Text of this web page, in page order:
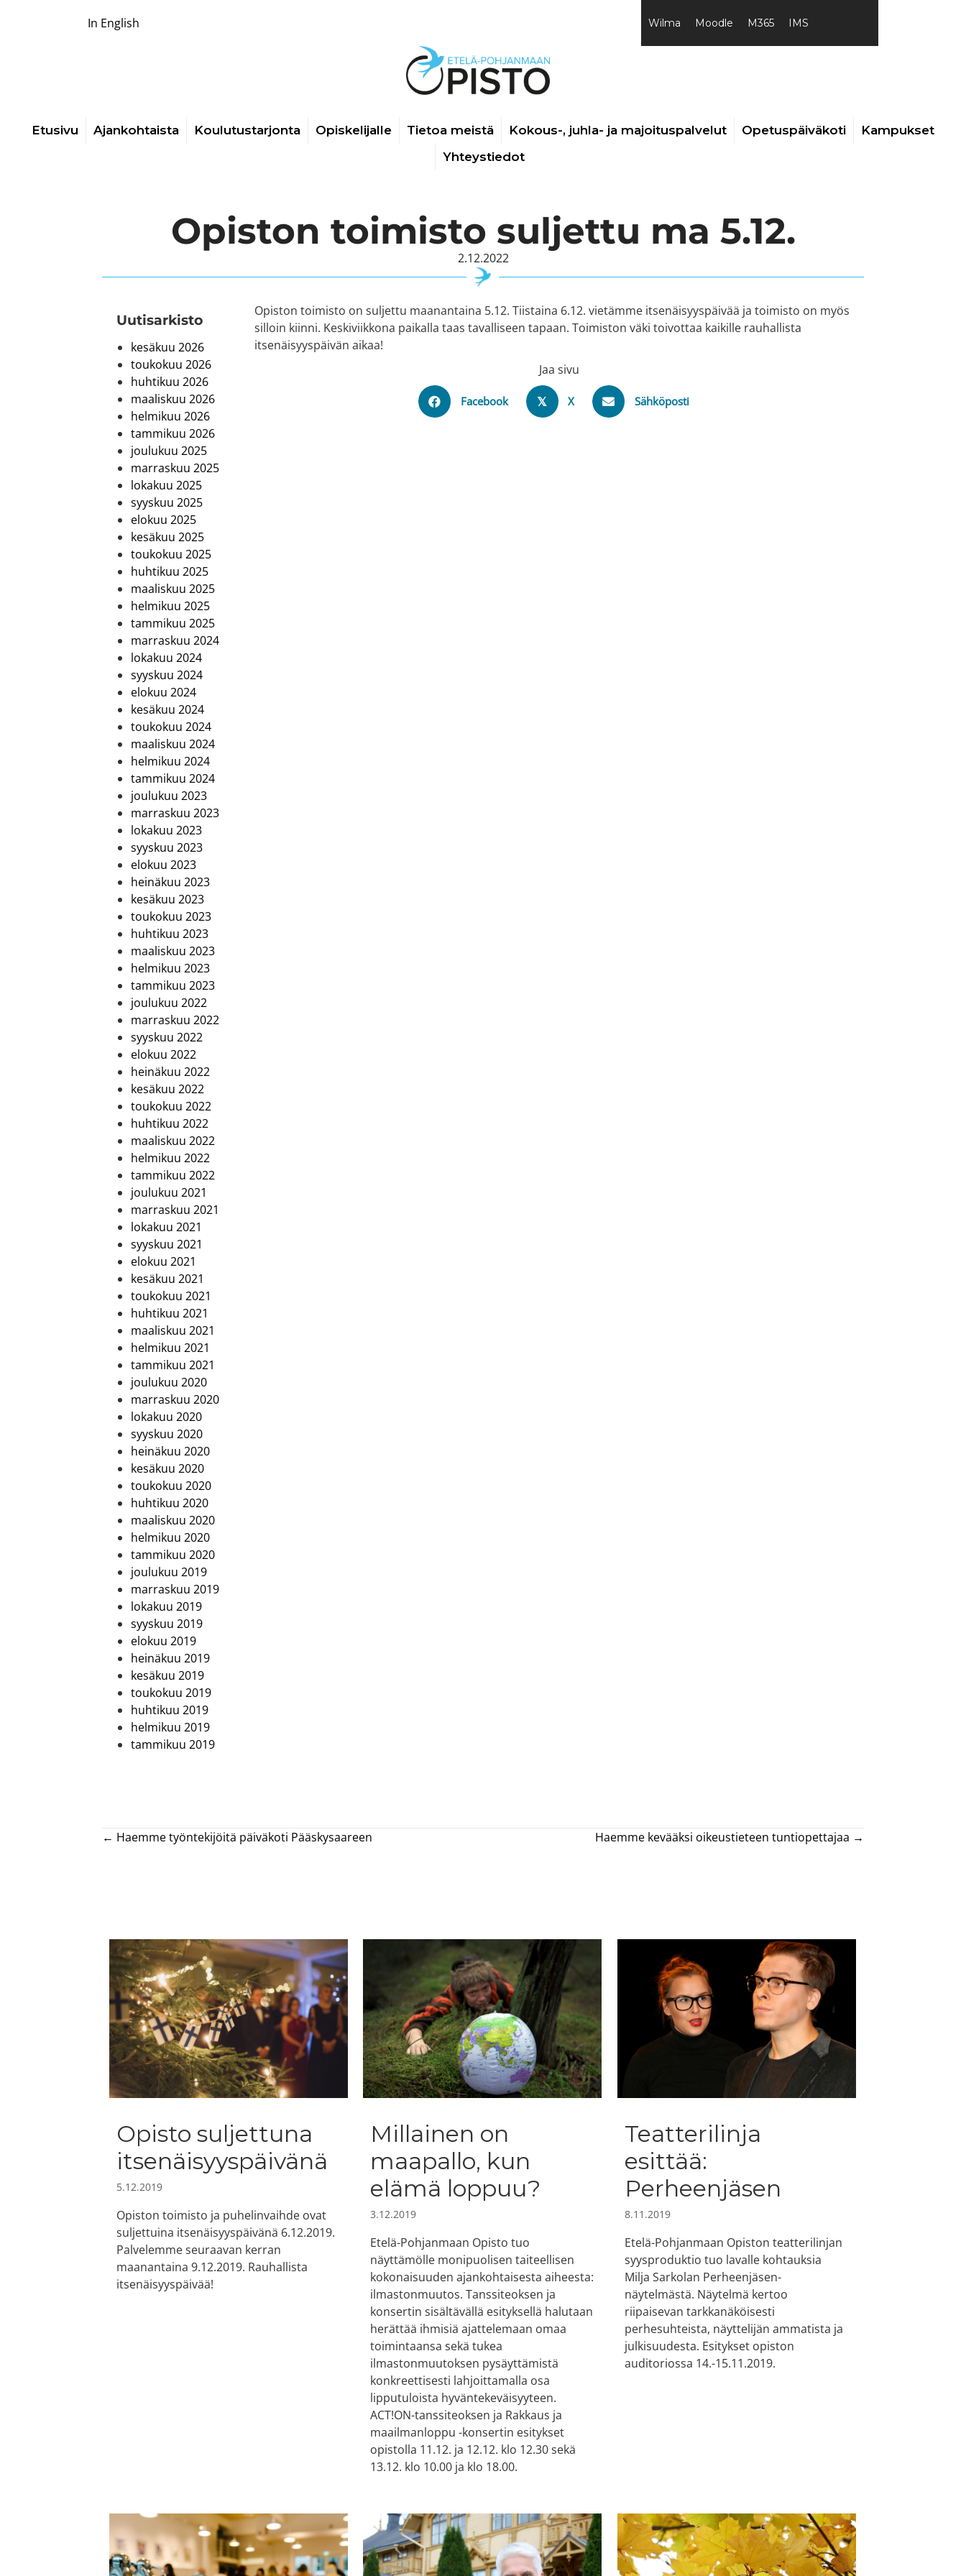
In English Wilma Moodle M365 IMS
Etusivu Ajankohtaista Koulutustarjonta Opiskelijalle Tietoa meistä Kokous-, juhla- ja majoituspalvelut Opetuspäiväkoti
Kampukset
Yhteystiedot
Opiston toimisto suljettu ma 5.12.
2.12.2022
Uutis­arkisto
kesäkuu 2026
toukokuu 2026
huhtikuu 2026
maaliskuu 2026
helmikuu 2026
tammikuu 2026
joulukuu 2025
marraskuu 2025
lokakuu 2025
syyskuu 2025
elokuu 2025
kesäkuu 2025
toukokuu 2025
huhtikuu 2025
maaliskuu 2025
helmikuu 2025
tammikuu 2025
marraskuu 2024
lokakuu 2024
syyskuu 2024
elokuu 2024
kesäkuu 2024
toukokuu 2024
maaliskuu 2024
helmikuu 2024
tammikuu 2024
joulukuu 2023
marraskuu 2023
lokakuu 2023
syyskuu 2023
elokuu 2023
heinäkuu 2023
kesäkuu 2023
toukokuu 2023
huhtikuu 2023
maaliskuu 2023
helmikuu 2023
tammikuu 2023
joulukuu 2022
marraskuu 2022
syyskuu 2022
elokuu 2022
heinäkuu 2022
kesäkuu 2022
toukokuu 2022
huhtikuu 2022
maaliskuu 2022
helmikuu 2022
tammikuu 2022
joulukuu 2021
marraskuu 2021
lokakuu 2021
syyskuu 2021
elokuu 2021
kesäkuu 2021
toukokuu 2021
huhtikuu 2021
maaliskuu 2021
helmikuu 2021
tammikuu 2021
joulukuu 2020
marraskuu 2020
lokakuu 2020
syyskuu 2020
heinäkuu 2020
kesäkuu 2020
toukokuu 2020
huhtikuu 2020
maaliskuu 2020
helmikuu 2020
tammikuu 2020
joulukuu 2019
marraskuu 2019
lokakuu 2019
syyskuu 2019
elokuu 2019
heinäkuu 2019
kesäkuu 2019
toukokuu 2019
huhtikuu 2019
helmikuu 2019
tammikuu 2019
Opiston toimisto on suljettu maanantaina 5.12. Tiistaina 6.12. vietämme itsenäisyyspäivää ja toimisto on myös
silloin kiinni. Keskiviikkona paikalla taas tavalliseen tapaan. Toimiston väki toivottaa kaikille rauhallista
itsenäisyyspäivän aikaa!
Jaa sivu
Facebook 𝕏 X Sähköposti
Posts
← Haemme työntekijöitä päiväkoti Pääskysaareen Haemme kevääksi oikeustieteen tuntiopettajaa →
Opisto suljettuna
itsenäisyyspäivänä
5.12.2019
Opiston toimisto ja puhelinvaihde ovat
suljettuina itsenäisyyspäivänä 6.12.2019.
Palvelemme seuraavan kerran
maanantaina 9.12.2019. Rauhallista
itsenäisyyspäivää!
Millainen on
maapallo, kun
elämä loppuu?
3.12.2019
Etelä-Pohjanmaan Opisto tuo
näyttämölle monipuolisen taiteellisen
kokonaisuuden ajankohtaisesta aiheesta:
ilmastonmuutos. Tanssiteoksen ja
konsertin sisältävällä esityksellä halutaan
herättää ihmisiä ajattelemaan omaa
toimintaansa sekä tukea
ilmastonmuutoksen pysäyttämistä
konkreettisesti lahjoittamalla osa
lipputuloista hyväntekeväisyyteen.
ACT!ON-tanssiteoksen ja Rakkaus ja
maailmanloppu -konsertin esitykset
opistolla 11.12. ja 12.12. klo 12.30 sekä
13.12. klo 10.00 ja klo 18.00.
Teatterilinja
esittää:
Perheenjäsen
8.11.2019
Etelä-Pohjanmaan Opiston teatterilinjan
syysproduktio tuo lavalle kohtauksia
Milja Sarkolan Perheenjäsen-
näytelmästä. Näytelmä kertoo
riipaisevan tarkkanäköisesti
perhesuhteista, näyttelijän ammatista ja
julkisuudesta. Esitykset opiston
auditoriossa 14.-15.11.2019.